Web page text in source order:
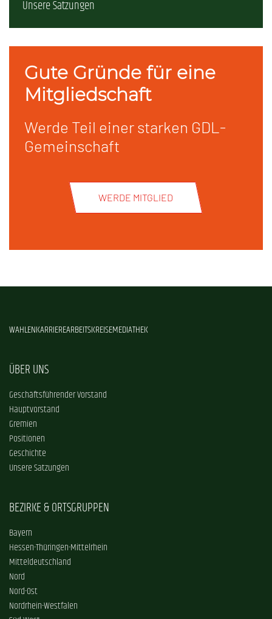
Unsere Satzungen
Gute Gründe für eine
Mitgliedschaft
Werde Teil einer starken GDL-
Gemeinschaft
WERDE MITGLIED
WAHLENKARRIEREARBEITSKREISEMEDIATHEK
ÜBER UNS
Geschäftsführender Vorstand
Hauptvorstand
Gremien
Positionen
Geschichte
Unsere Satzungen
BEZIRKE & ORTSGRUPPEN
Bayern
Hessen-Thüringen-Mittelrhein
Mitteldeutschland
Nord
Nord-Ost
Nordrhein-Westfalen